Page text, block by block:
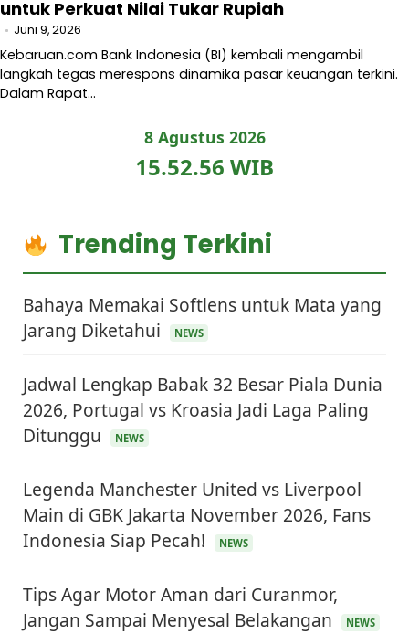
untuk Perkuat Nilai Tukar Rupiah
Juni 9, 2026
Kebaruan.com Bank Indonesia (BI) kembali mengambil
langkah tegas merespons dinamika pasar keuangan terkini.
Dalam Rapat…
8 Agustus 2026
15.52.57 WIB
Trending Terkini
Bahaya Memakai Softlens untuk Mata yang
Jarang Diketahui
NEWS
Jadwal Lengkap Babak 32 Besar Piala Dunia
2026, Portugal vs Kroasia Jadi Laga Paling
Ditunggu
NEWS
Legenda Manchester United vs Liverpool
Main di GBK Jakarta November 2026, Fans
Indonesia Siap Pecah!
NEWS
Tips Agar Motor Aman dari Curanmor,
Jangan Sampai Menyesal Belakangan
NEWS